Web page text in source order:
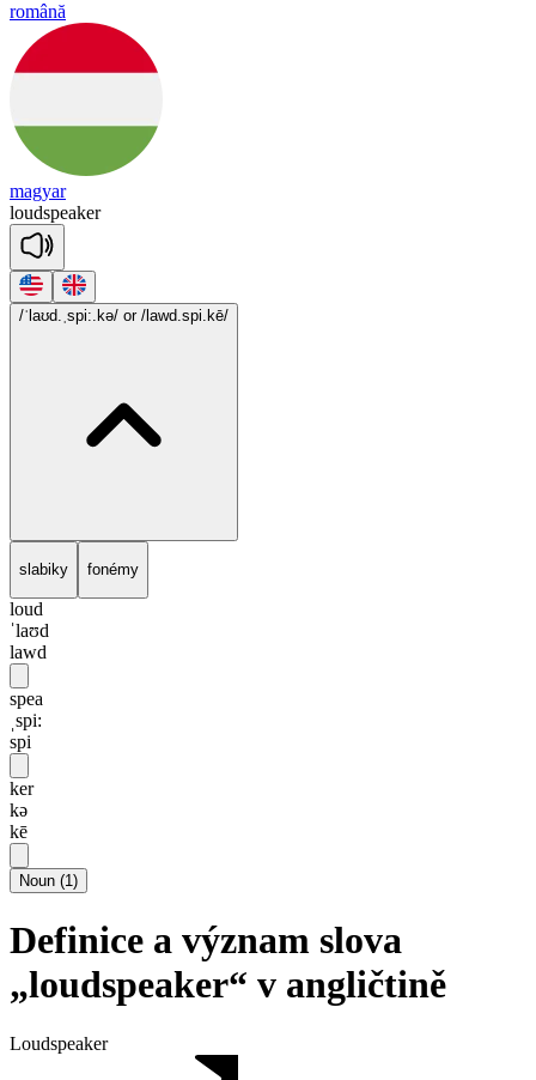
română
magyar
loudspeaker
/ˈlaʊd.ˌspi:.kə/ or /lawd.spi.kē/
slabiky fonémy
loud
ˈlaʊd
lawd
spea
ˌspi:
spi
ker
kə
kē
Noun (1)
Definice a význam slova
„loudspeaker“ v angličtině
Loudspeaker